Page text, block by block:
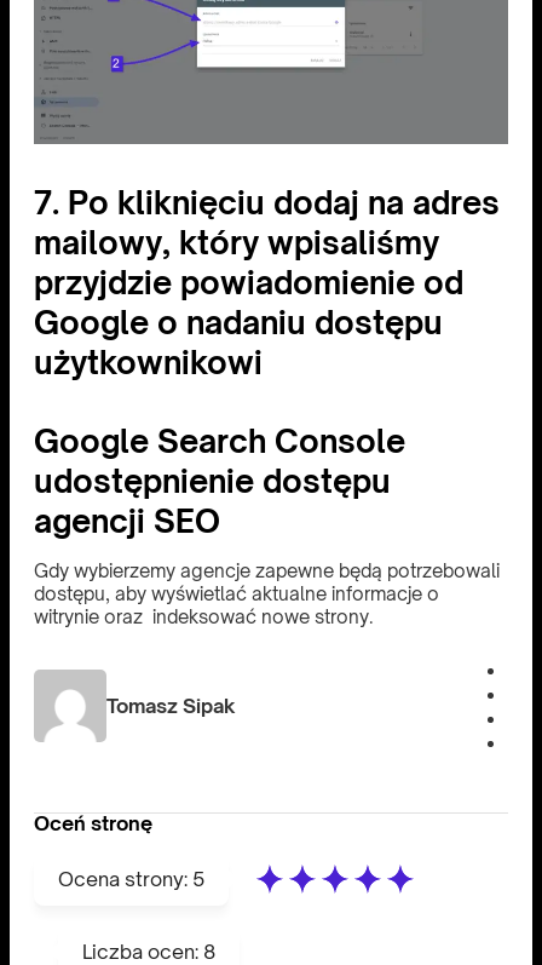
7. Po kliknięciu dodaj na adres
mailowy, który wpisaliśmy
przyjdzie powiadomienie od
Google o nadaniu dostępu
użytkownikowi
Google Search Console
udostępnienie dostępu
agencji SEO
Gdy wybierzemy agencje zapewne będą potrzebowali
dostępu, aby wyświetlać aktualne informacje o
witrynie oraz indeksować nowe strony.
Tomasz Sipak
Oceń stronę
Ocena strony: 5
Liczba ocen: 8